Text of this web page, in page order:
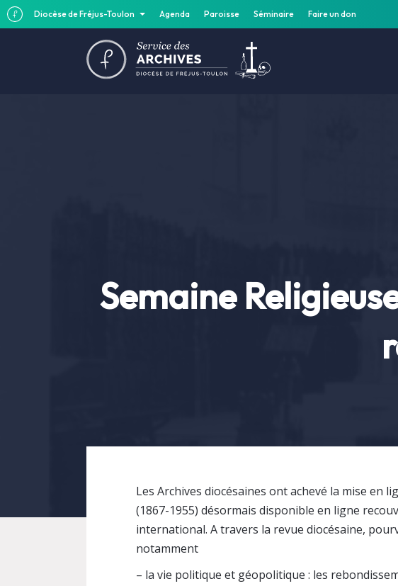
Diocèse de Fréjus-Toulon Agenda Paroisse Séminaire Faire un don
Semaine
Les Archives diocésaines ont achevé la mise en
(1867-1955) désormais disponible en ligne
international. A travers la revue diocésaine,
notamment
– la vie politique et géopolitique : les